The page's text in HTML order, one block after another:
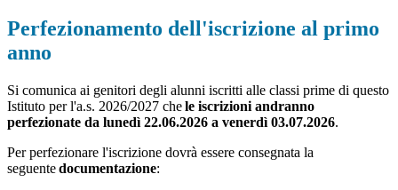
Perfezionamento dell'iscrizione al primo
anno
Si comunica ai genitori degli alunni iscritti alle classi prime di questo
Istituto per l'a.s. 2026/2027 chele iscrizioni andranno
perfezionate da lunedì 22.06.2026 a venerdì 03.07.2026.
Per perfezionare l'iscrizione dovrà essere consegnata la
seguentedocumentazione: